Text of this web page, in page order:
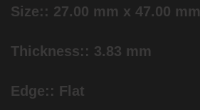
Size:: 27.00 mm x 47.00 mm
Thickness:: 3.83 mm
Edge:: Flat